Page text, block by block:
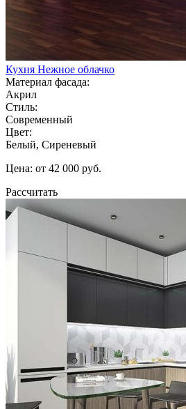
Кухня Нежное облачко
Материал фасада:
Акрил
Стиль:
Современный
Цвет:
Белый, Сиреневый
Цена: от 42 000 руб.
Рассчитать